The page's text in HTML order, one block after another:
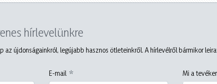
hírlevelünkre
az újdonságainkról, legújabb hasznos ötleteinkről. A hírlevélről bármikor
E-mail Mi a